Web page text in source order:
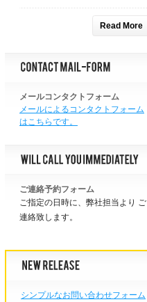
Read More
メールコンタクトフォーム
メールによるコンタクトフォーム
はこちらです。
ご連絡予約フォーム
ご指定の日時に、弊社担当より ご
連絡致します。
シンプルなお問い合わせフォーム